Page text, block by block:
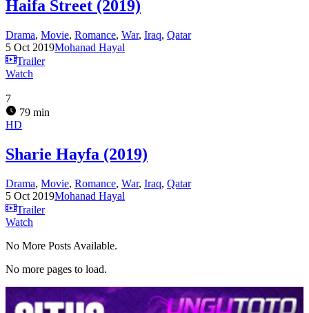
Haifa Street (2019)
Drama, Movie, Romance, War, Iraq, Qatar
5 Oct 2019Mohanad Hayal
Trailer
Watch
7
79 min
HD
Sharie Hayfa (2019)
Drama, Movie, Romance, War, Iraq, Qatar
5 Oct 2019Mohanad Hayal
Trailer
Watch
No More Posts Available.
No more pages to load.